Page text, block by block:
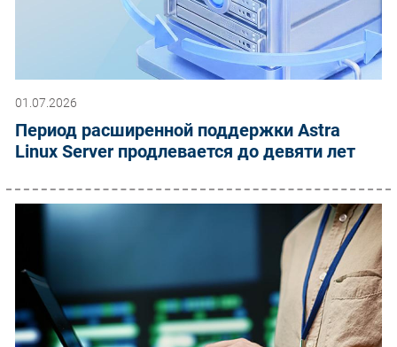
01.07.2026
Период расширенной поддержки Astra
Linux Server продлевается до девяти лет